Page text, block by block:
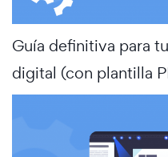
Guía definitiva para
digital (con plantilla